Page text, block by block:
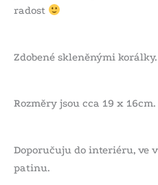
radost
Zdobené skleněnými korálky.
Rozměry jsou cca 19 x 16cm.
Doporučuju do interiéru, ve
patinu.